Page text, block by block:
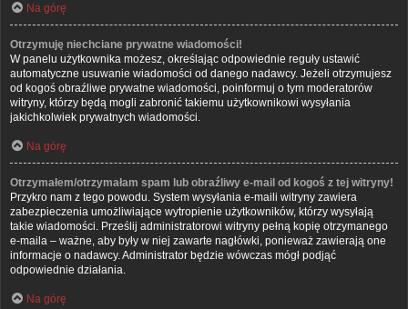
Na górę
Otrzymuję niechciane prywatne wiadomości!
W panelu użytkownika możesz, określając odpowiednie reguły ustawić
automatyczne usuwanie wiadomości od danego nadawcy. Jeżeli otrzymujesz
od kogoś obraźliwe prywatne wiadomości, poinformuj o tym moderatorów
witryny, którzy będą mogli zabronić takiemu użytkownikowi wysyłania
jakichkolwiek prywatnych wiadomości.
Na górę
Otrzymałem/otrzymałam spam lub obraźliwy e-mail od kogoś z tej witryny!
Przykro nam z tego powodu. System wysyłania e-maili witryny zawiera
zabezpieczenia umożliwiające wytropienie użytkowników, którzy wysyłają
takie wiadomości. Prześlij administratorowi witryny pełną kopię otrzymanego
e-maila – ważne, aby były w niej zawarte nagłówki, ponieważ zawierają one
informacje o nadawcy. Administrator będzie wówczas mógł podjąć
odpowiednie działania.
Na górę